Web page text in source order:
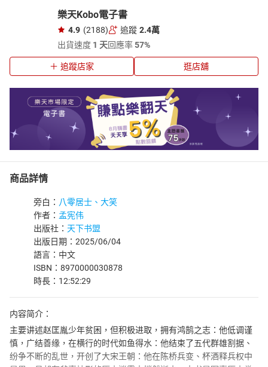
樂天Kobo電子書
4.9 (2188) 追蹤 2.4萬
出貨速度 1 天回應率57%
追蹤店家 逛店舖
商品詳情
旁白： 八零居士、大笑
作者： 孟宪伟
出版社： 天下书盟
出版日期：2025/06/04
語言：中文
ISBN：8970000030878
時長：12:52:29
内容简介：
主要讲述赵匡胤少年贫困，但积极进取，拥有鸿鹄之志：他低调谨
慎，广结善缘，在横行的时代如鱼得水：他结束了五代群雄割据、
纷争不断的乱世，开创了大宋王朝：他在陈桥兵变、杯酒释兵权中